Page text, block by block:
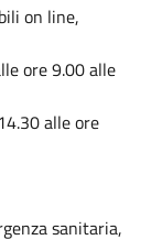
on line,
ore 9.00 alle
alle ore
sanitaria,